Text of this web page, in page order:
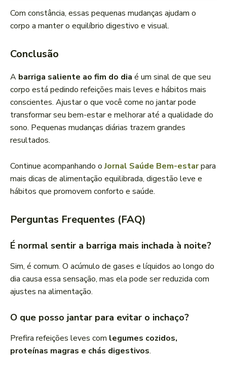
Com constância, essas pequenas mudanças ajudam o
corpo a manter o equilíbrio digestivo e visual.
Conclusão
A barriga saliente ao fim do dia é um sinal de que seu
corpo está pedindo refeições mais leves e hábitos mais
conscientes. Ajustar o que você come no jantar pode
transformar seu bem-estar e melhorar até a qualidade do
sono. Pequenas mudanças diárias trazem grandes
resultados.
Continue acompanhando oJornal Saúde Bem-estarpara
mais dicas de alimentação equilibrada, digestão leve e
hábitos que promovem conforto e saúde.
Perguntas Frequentes (FAQ)
É normal sentir a barriga mais inchada à noite?
Sim, é comum. O acúmulo de gases e líquidos ao longo do
dia causa essa sensação, mas ela pode ser reduzida com
ajustes na alimentação.
O que posso jantar para evitar o inchaço?
Prefira refeições leves com legumes cozidos,
proteínas magras e chás digestivos.